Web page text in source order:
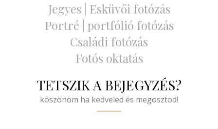
Jegyes | Esküvői fotózás
Portré | portfólió fotózás
Családi fotózás
Fotós oktatás
TETSZIK A BEJEGYZÉS?
köszönöm ha kedveled és megosztod!